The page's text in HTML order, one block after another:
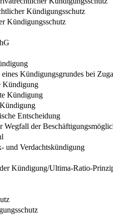
Kündigungsschutz
Kündigungsschutz
Kündigungsgrundes bei
Kündigung
Kündigung
Entscheidung
Wegfall der
und Verdachtskündigung
Kündigung/Ultima-Ratio-